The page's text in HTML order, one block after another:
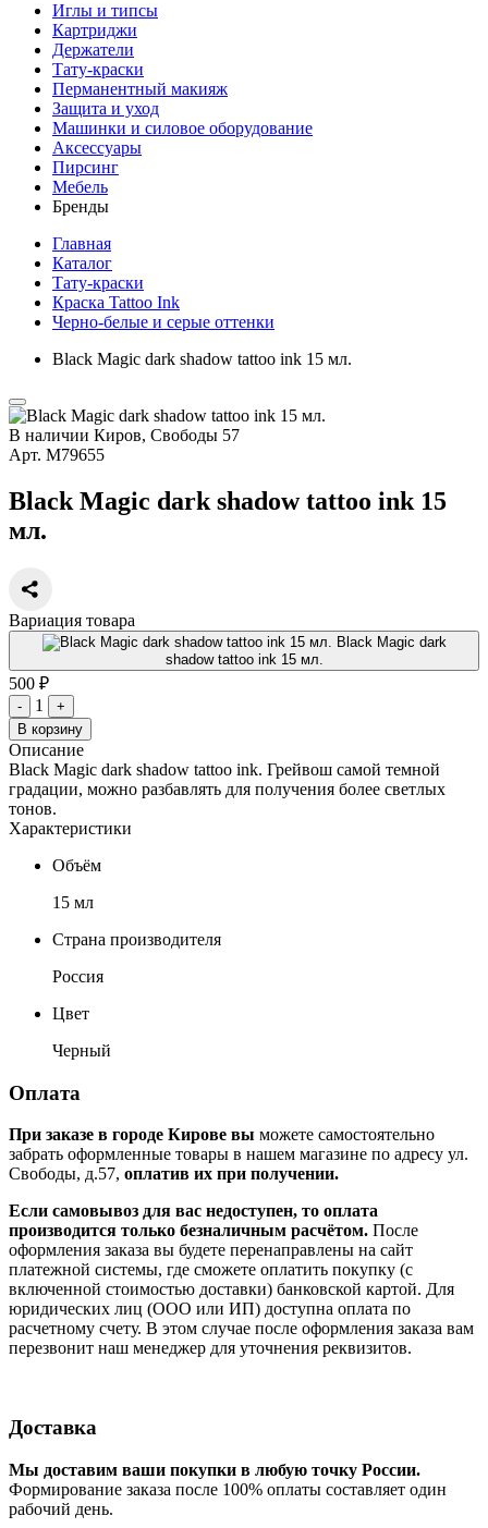
Иглы и типсы
Картриджи
Держатели
Тату-краски
Перманентный макияж
Защита и уход
Машинки и силовое оборудование
Аксессуары
Пирсинг
Мебель
Бренды
Главная
Каталог
Тату-краски
Краска Tattoo Ink
Черно-белые и серые оттенки
Black Magic dark shadow tattoo ink 15 мл.
В наличии Киров, Свободы 57
Арт. М79655
Black Magic dark shadow tattoo ink 15
мл.
Вариация товара
Black Magic dark
shadow tattoo ink 15 мл.
500 ₽
- 1
+
В корзину
Описание
Black Magic dark shadow tattoo ink. Грейвош самой темной
градации, можно разбавлять для получения более светлых
тонов.
Характеристики
Объём
15 мл
Страна производителя
Россия
Цвет
Черный
Оплата
При заказе в городе Кирове вы можете самостоятельно
забрать оформленные товары в нашем магазине по адресу ул.
Свободы, д.57, оплатив их при получении.
Если самовывоз для вас недоступен, то оплата
производится только безналичным расчётом. После
оформления заказа вы будете перенаправлены на сайт
платежной системы, где сможете оплатить покупку (с
включенной стоимостью доставки) банковской картой. Для
юридических лиц (ООО или ИП) доступна оплата по
расчетному счету. В этом случае после оформления заказа вам
перезвонит наш менеджер для уточнения реквизитов.
Доставка
Мы доставим ваши покупки в любую точку России.
Формирование заказа после 100% оплаты составляет один
рабочий день.